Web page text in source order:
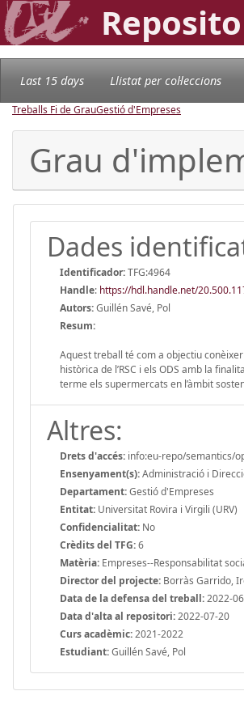
Last 15 days Llistat per col·leccions
Treballs Fi de GrauGestió d'Empreses
Grau
Dades
Identificador:TFG:4964
Handle: https://hdl.handle.net/
Autors:Guillén Savé, Pol
Resum:
Aquest treball té com a objectiu
històrica de l’RSC i els ODS amb la
terme els supermercats en l’àmbit
Altres:
Drets d'accés: info:eu-repo/semantics/
Ensenyament(s):Administració i
Departament:Gestió d'Empreses
Entitat: Universitat Rovira i Virgili (URV)
Confidencialitat: No
Crèdits del TFG:6
Matèria: Empreses--Responsabilitat
Director del projecte: Borràs Garrido,
Data de la defensa del treball:2022-06
Data d'alta al repositori:2022-07-20
Curs acadèmic:2021-2022
Estudiant:Guillén Savé, Pol